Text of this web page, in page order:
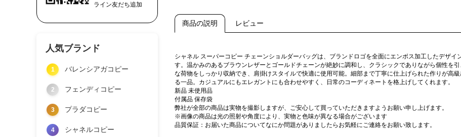
ライン友だち追加
人気ブランド
1 バレンシアガコピー
2 フェンディコピー
3 プラダコピー
4 シャネルコピー
商品の説明 レビュー
シャネル スーパーコピー チェーンショルダーバッグは、ブランドロゴを全面にエンボス加工したデザ
す。温かみのあるブラウンレザーとゴールドチェーンが絶妙に調和し、クラシックでありながら個性を
な荷物をしっかり収納でき、肩掛けスタイルで快適に使用可能。細部まで丁寧に仕上げられた作りが高
る一品。カジュアルにもエレガントにも合わせやすく、日常のコーディネートを格上げしてくれます。
新品 未使用品
付属品 保存袋
弊社が全部の商品は実物を撮影しますが、ご安心して買っていただきますようお願い申し上げます。
※画像の商品は光の照射や角度により、実物と色味が異なる場合がございます
品質保証：お届いた商品についてなにか問題がありましたらお気軽にご連絡をお願い致します。